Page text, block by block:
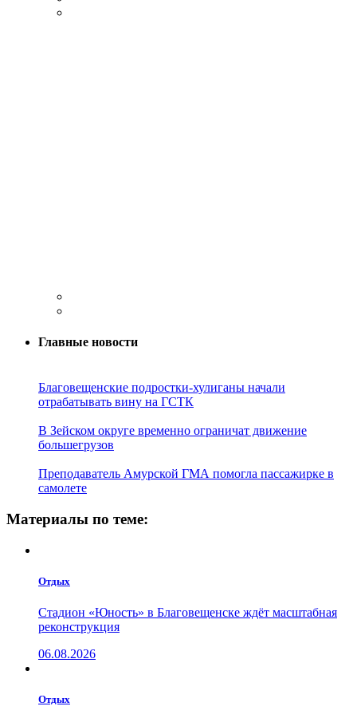
Главные новости
Благовещенские подростки-хулиганы начали
отрабатывать вину на ГСТК
В Зейском округе временно ограничат движение
большегрузов
Преподаватель Амурской ГМА помогла пассажирке в
самолете
Материалы по теме:
Отдых
Стадион «Юность» в Благовещенске ждёт масштабная
реконструкция
06.08.2026
Отдых